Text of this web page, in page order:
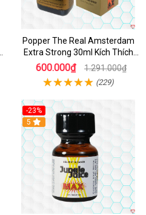
Popper The Real Amsterdam
Extra Strong 30ml Kích Thích
Cường Độ Cao
600.000₫ 1.291.000₫
(229)
-23%
5